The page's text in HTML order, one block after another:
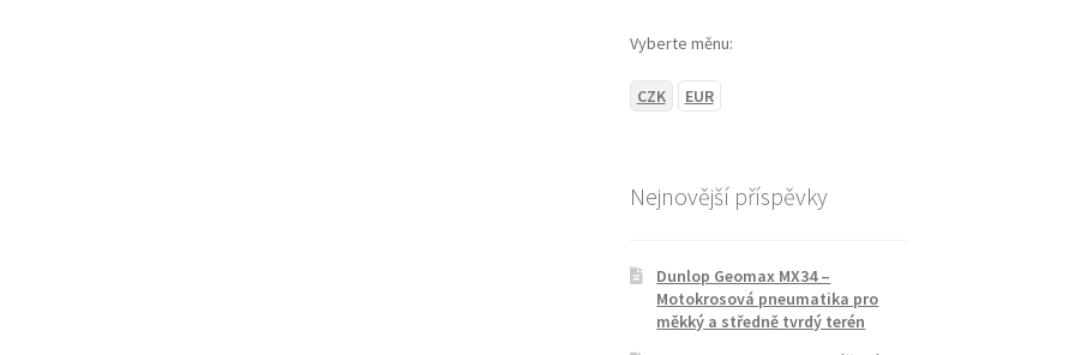
Vyberte měnu:
CZK EUR
Nejnovější příspěvky
Dunlop Geomax MX34 –
Motokrosová pneumatika pro
měkký a středně tvrdý terén